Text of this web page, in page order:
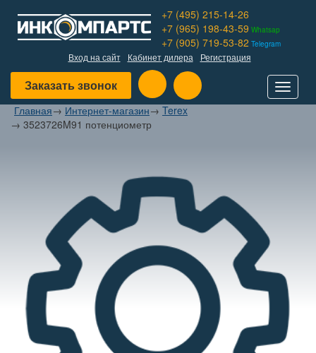
+7 (495) 215-14-26
+7 (965) 198-43-59 Whatsap
+7 (905) 719-53-82 Telegram
Вход на сайт Кабинет дилера Регистрация
Заказать звонок
Toggle
Главная→ Интернет-магазин→ Terex
→ 3523726M91 потенциометр